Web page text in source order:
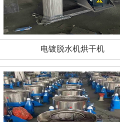
电镀脱水机烘干机